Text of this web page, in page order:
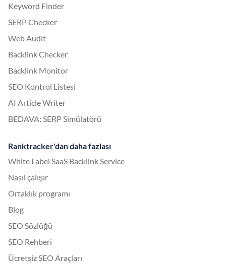
Keyword Finder
SERP Checker
Web Audit
Backlink Checker
Backlink Monitor
SEO Kontrol Listesi
AI Article Writer
BEDAVA: SERP Simülatörü
Ranktracker'dan daha fazlası
White Label SaaS Backlink Service
Nasıl çalışır
Ortaklık programı
Blog
SEO Sözlüğü
SEO Rehberi
Ücretsiz SEO Araçları